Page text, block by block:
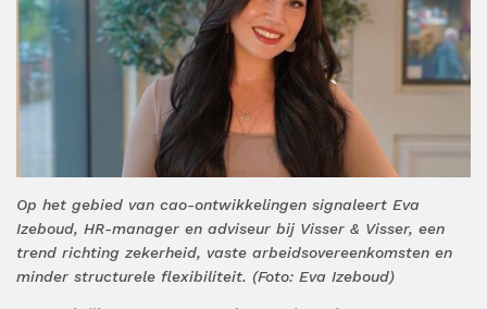
Op het gebied van cao-ontwikkelingen signaleert Eva
Izeboud, HR-manager en adviseur bij Visser & Visser, een
trend richting zekerheid, vaste arbeidsovereenkomsten en
minder structurele flexibiliteit. (Foto: Eva Izeboud)